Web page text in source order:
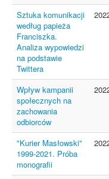
Sztuka komunikacji
według papieża
Franciszka.
Analiza wypowiedzi
na podstawie
Twittera
Wpływ kampanii
społecznych na
zachowania
odbiorców
"Kurier Masłowski"
1999-2021. Próba
monografii